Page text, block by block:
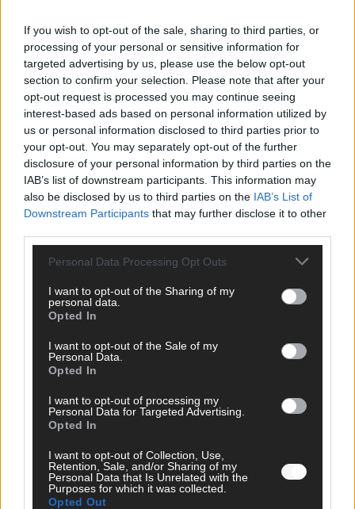
If you wish to opt-out of the sale, sharing to third parties, or
processing of your personal or sensitive information for
targeted advertising by us, please use the below opt-out
section to confirm your selection. Please note that after your
opt-out request is processed you may continue seeing
interest-based ads based on personal information utilized by
us or personal information disclosed to third parties prior to
your opt-out. You may separately opt-out of the further
disclosure of your personal information by third parties on the
IAB’s list of downstream participants. This information may
also be disclosed by us to third parties on the IAB’s List of
Downstream Participants that may further disclose it to other
Personal Data Processing Opt Outs
I want to opt-out of the Sharing of my
personal data.
Opted In
I want to opt-out of the Sale of my
Personal Data.
Opted In
I want to opt-out of processing my
Personal Data for Targeted Advertising.
Opted In
I want to opt-out of Collection, Use,
Retention, Sale, and/or Sharing of my
Personal Data that Is Unrelated with the
Purposes for which it was collected.
Opted Out
gültige E-Mail-Adresse (wird nicht veröffentlicht). Wir prüfen
jeden Kommentar kurz. Beiträge, die unsereNetiquette
respektieren, werden freigeschaltet; Hassrede, Beleidigungen,
Hetze, Spam oder Werbung werden nicht veröffentlicht. Es
gelten unsereDatenschutzvereinbarungen.
Kommentar
E-Mail
Benachrichtige mich über neue Beiträge via E-Mail.
JETZT ANGESAGT
EXTRA